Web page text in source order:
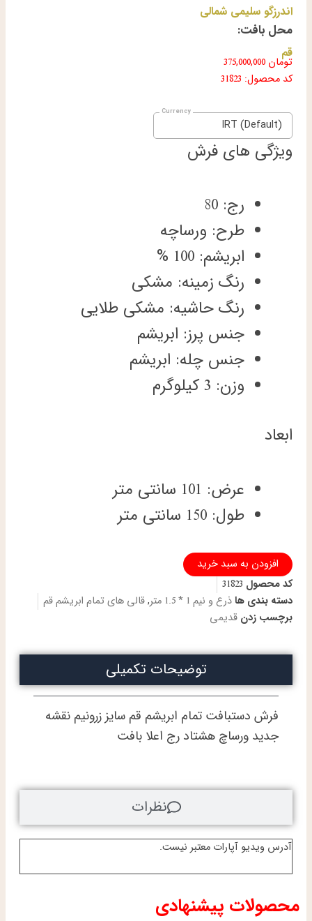
اندرزگو سلیمی شمالی
محل بافت:
قم
تومان
کد محصول: 31823
IRT (Default)
ویژگی های فرش
رج: 80
طرح: ورساچه
ابریشم: 100 %
رنگ زمینه: مشکی
رنگ حاشیه: مشکی طلایی
جنس پرز: ابریشم
جنس چله: ابریشم
وزن: 3 کیلوگرم
ابعاد
عرض: 101 سانتی متر
طول: 150 سانتی متر
ذرع
و
نیم
دستباف
تمام
ابریشم
طرح
ورساچه
تولیدی
امیران
افزودن به سبد خرید
کد محصول 31823
دسته بندی هاذرع و نیم 1 * 1.5 متر ,قالی های تمام ابریشم قم
برچسب زدن قدیمی
آدرس ویدیو آپارات معتبر نیست.
توضیحات تکمیلی
نظرات
فرش دستبافت تمام ابریشم قم سایز زرونیم نقشه
جدید ورساچ هشتاد رج اعلا بافت
محصولات پیشنهادی